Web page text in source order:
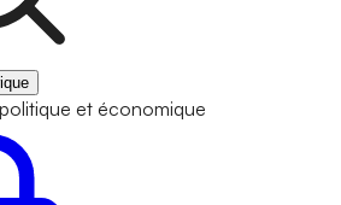
et économique